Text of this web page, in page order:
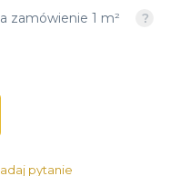
zamówienie 1 m²
pytanie